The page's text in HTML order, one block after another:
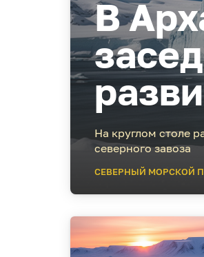
В
На круглом столе
северного завоза
СЕВЕРНЫЙ МОРСКОЙ